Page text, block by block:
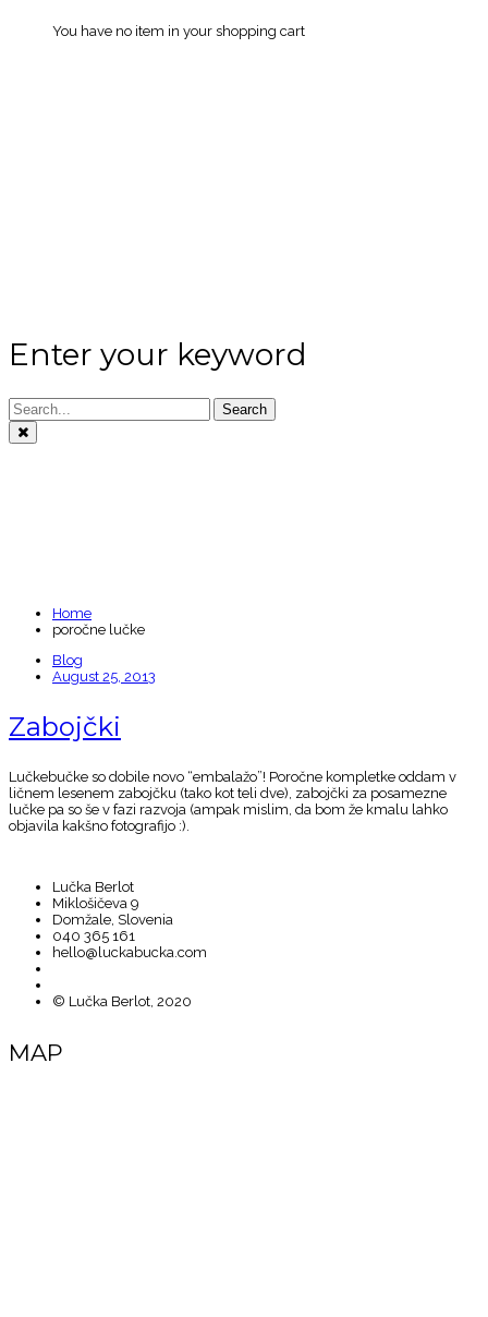
You have no item in your shopping cart
Enter your keyword
Search
Home
poročne lučke
Blog
August 25, 2013
Zabojčki
Lučkebučke so dobile novo “embalažo”! Poročne kompletke oddam v
ličnem lesenem zabojčku (tako kot teli dve), zabojčki za posamezne
lučke pa so še v fazi razvoja (ampak mislim, da bom že kmalu lahko
objavila kakšno fotografijo :).
Lučka Berlot
Miklošičeva 9
Domžale, Slovenia
040 365 161
hello@luckabucka.com
© Lučka Berlot, 2020
MAP